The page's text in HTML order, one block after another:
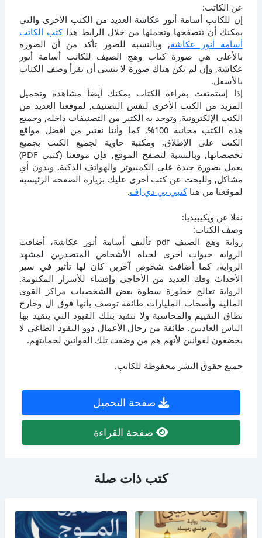
عن الكاتب:
إن للكاتب أسامة أنور عكاشة العديد من الكتب الأخرى والتي
يمكنك أن تتصفحها وتحملها من خلال الرابط هذاكتب الكاتب
أسامة أنور عكاشة, وبالنسبة للصور تأكد من أن الصورة
بالأعلى هي صورة كتاب وهج الصيف للكاتب أسامة أنور
عكاشة, وإن لم تكن هناك صورة لا تنسى أن تقرأ وصف الكتاب
بالأسفل.
إذا إستمتعت بقراءة الكتاب يمكنك أيضاً مشاهدة وتحميل
المزيد من الكتب الأخرى لنفس التصنيف, لموقعنا العديد من
الكتب الإلكترونية, وتوجد به الكثير من التصنيفات داخله, وجميع
هذه الكتب مجانية 100%, كما وأننا نعتبر من أفضل مواقع
الكتب على الإطلاق, ومكتبة حاوية لجميع الكتب بجميع
تخصصاتها, وبالنسبة لتصفح الموقع, فإن موقعنا (كتبي PDF)
يعمل بصورة جيدة على الكمبيوتر والهواتف الذكية, وبدون أي
مشاكل, وللبحث عن كتب أخرى عليك بزيارة الصفحة الرئيسية
لموقعنا من هناكتبي بي دي إف.
نقلا عن ويكيبيديا:
وصف الكتاب:
رواية وهج الصيف pdf تأليف أسامة أنور عكاشة، أضافت
الرواية حيوات أخرى لحياة الأشخاص المتصدرين لمشهد
الرواية، كما أضافت شخوص آخرين كان لها تأثير في سير
الأحداث وفك العديد من الأحاجي وإفشاء للأسرار المكتومة.
الرواية تعالج خطورة سطوة بعض الشخصيات مراكز القوى
المالية وأصحاب المليارات طائفة توصف بأنها فوق ال وخارج
نطاق التقييم والمحاسبة ولا تتقيد بتلك القيود التي يتقيد بها
الناس العاديين. طائفة من رجال الأعمال ذوو النفوذ الطاغي لا
يخضعون لقوانين لأنهم هم من وضعت تلك القوانين لحمايتهم.
جميع حقوق النشر محفوظة للكاتب.
صفحة التحميل
صفحة القراءة
كتب ذات صلة